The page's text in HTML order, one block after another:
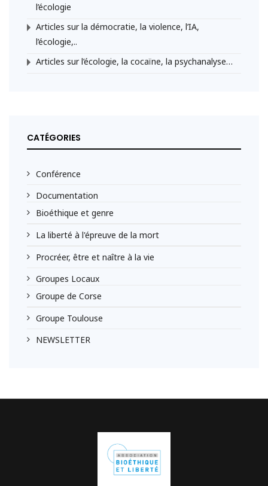
l’écologie
Articles sur la démocratie, la violence, l’IA,
l’écologie,..
Articles sur l’écologie, la cocaïne, la psychanalyse…
CATÉGORIES
Conférence
Documentation
Bioéthique et genre
La liberté à l'épreuve de la mort
Procréer, être et naître à la vie
Groupes Locaux
Groupe de Corse
Groupe Toulouse
NEWSLETTER